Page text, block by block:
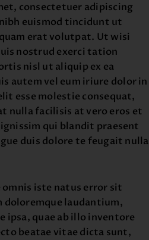
consectetuer adipiscing
euismod tincidunt ut
erat volutpat. Ut wisi
nostrud exerci tation
nisl ut aliquip ex ea
autem vel eum iriure dolor in
esse molestie consequat,
nulla facilisis at vero eros et
qui blandit praesent
duis dolore te feugait nulla
iste natus error sit
laudantium,
ipsa, quae ab illo inventore
beatae vitae dicta sunt,